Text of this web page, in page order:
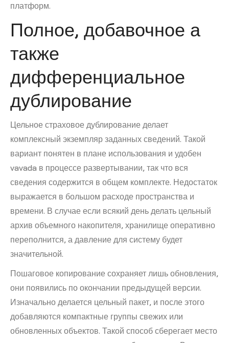
платформ.
Полное, добавочное а
также
дифференциальное
дублирование
Цельное страховое дублирование делает
комплексный экземпляр заданных сведений. Такой
вариант понятен в плане использования и удобен
vavada в процессе развертывании, так что вся
сведения содержится в общем комплекте. Недостаток
выражается в большом расходе пространства и
времени. В случае если всякий день делать цельный
архив объемного накопителя, хранилище оперативно
переполнится, а давление для систему будет
значительной.
Пошаговое копирование сохраняет лишь обновления,
они появились по окончании предыдущей версии.
Изначально делается цельный пакет, и после этого
добавляются компактные группы свежих или
обновленных объектов. Такой способ сберегает место